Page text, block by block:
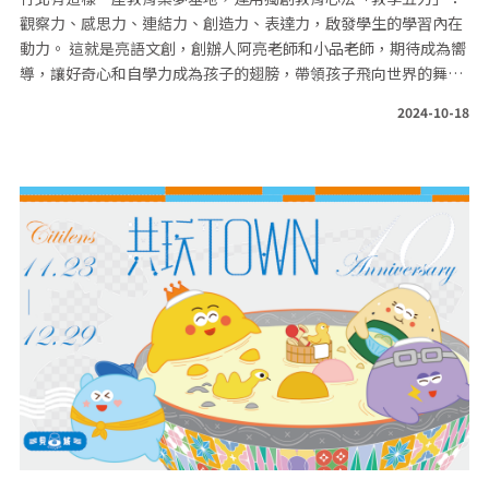
觀察力、感思力、連結力、創造力、表達力，啟發學生的學習內在
動力。 這就是亮語文創，創辦人阿亮老師和小品老師，期待成為嚮
導，讓好奇心和自學力成為孩子的翅膀，帶領孩子飛向世界的舞
2024-10-18